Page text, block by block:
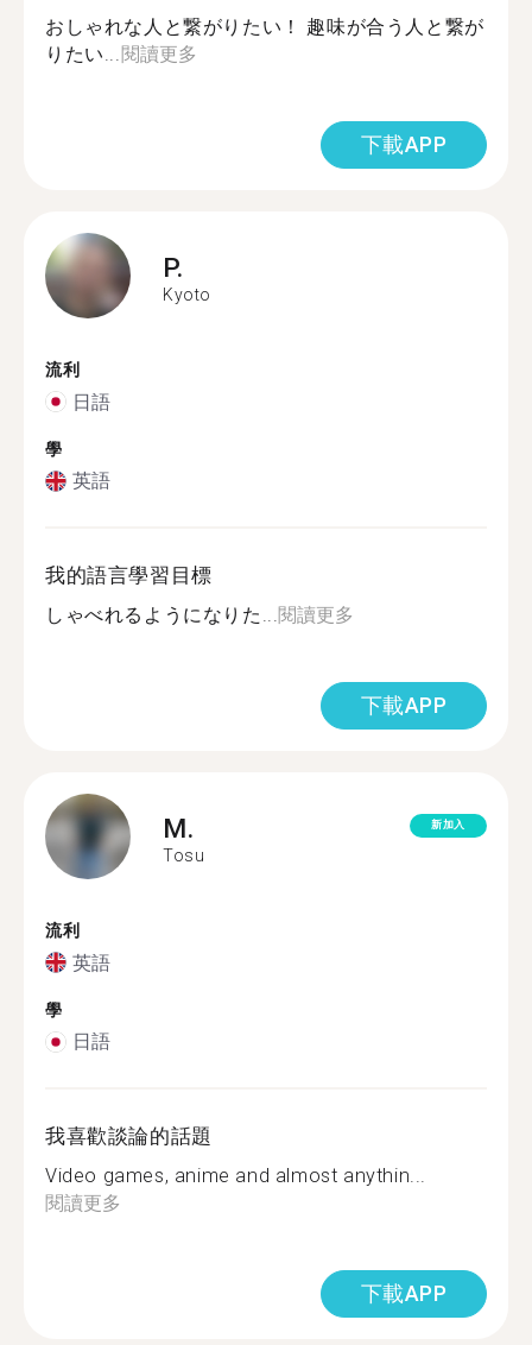
おしゃれな人と繋がりたい！ 趣味が合う人と繋が
りたい...閱讀更多
下載APP
P.
Kyoto
流利
日語
學
英語
我的語言學習目標
しゃべれるようになりた...閱讀更多
下載APP
M.
Tosu
新加入
流利
英語
學
日語
我喜歡談論的話題
Video games, anime and almost anythin...
閱讀更多
下載APP